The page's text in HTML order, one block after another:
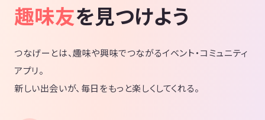
趣味友を見つけよう
つなげーとは、趣味や興味でつながるイベント・コミュニティ
アプリ。
新しい出会いが、毎日をもっと楽しくしてくれる。